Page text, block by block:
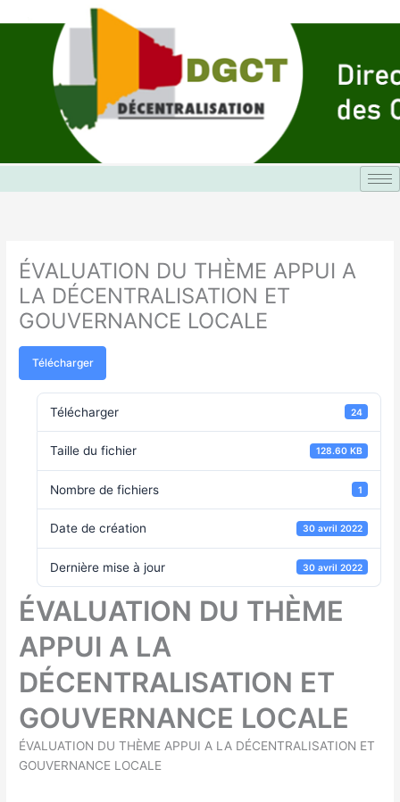
au
ÉVALUATION DU THÈME APPUI A
LA DÉCENTRALISATION ET
GOUVERNANCE LOCALE
Télécharger
Télécharger 24
Taille du fichier 128.60 KB
Nombre de fichiers 1
Date de création 30 avril 2022
Dernière mise à jour 30 avril 2022
ÉVALUATION DU THÈME
APPUI A LA
DÉCENTRALISATION ET
GOUVERNANCE LOCALE
ÉVALUATION DU THÈME APPUI A LA DÉCENTRALISATION ET
GOUVERNANCE LOCALE